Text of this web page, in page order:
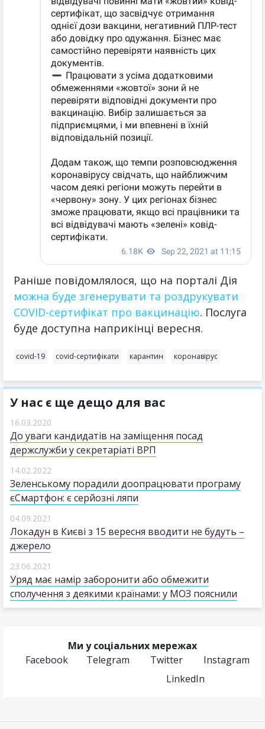
Раніше повідомлялося, що на порталі Дія
можна буде згенерувати та роздрукувати
COVID-сертифікат про вакцинацію. Послуга
буде доступна наприкінці вересня.
covid-19 covid-сертифікати карантин коронавірус
У нас є ще дещо для вас
16.03.2020
До уваги кандидатів на заміщення посад
держслужби у секретаріаті ВРП
14.02.2022
Зеленському порадили доопрацювати програму
єСмартфон: є серйозні ляпи
04.09.2021
Локадун в Києві з 15 вересня вводити не будуть –
джерело
23.06.2021
Уряд має намір заборонити або обмежити
сполучення з деякими країнами: у МОЗ пояснили
Ми у соціальних мережах
Facebook
Telegram Twitter
Instagram
LinkedIn